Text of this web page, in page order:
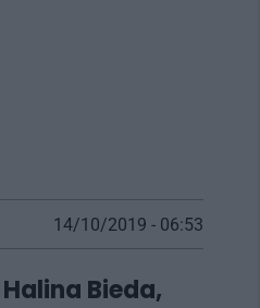
14/10/2019 - 06:53
Bieda,